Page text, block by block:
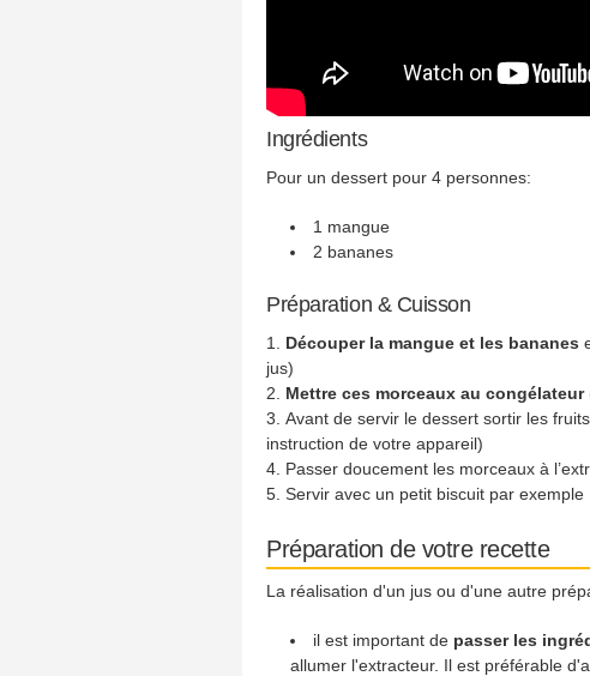
Ingrédients
Pour un dessert pour 4 personnes:
1 mangue
2 bananes
Préparation & Cuisson
Découper la mangue et les bananes
jus)
Mettre ces morceaux au congélateur
Avant de servir le dessert sortir les
instruction de votre appareil)
Passer doucement les morceaux à
Servir avec un petit biscuit par exemple
Préparation de votre recette
La réalisation d'un jus ou d'une autre
il est important de passer les
allumer l'extracteur. Il est préférable